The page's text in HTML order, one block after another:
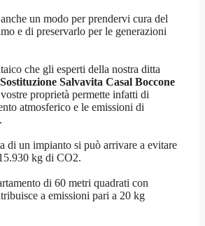
un modo per prendervi cura del
e di preservarlo per le generazioni
che gli esperti della nostra ditta
Sostituzione Salvavita Casal Boccone
proprietà permette infatti di
atmosferico e le emissioni di
di un impianto si può arrivare a evitare
kg di CO2.
di 60 metri quadrati con
a emissioni pari a 20 kg